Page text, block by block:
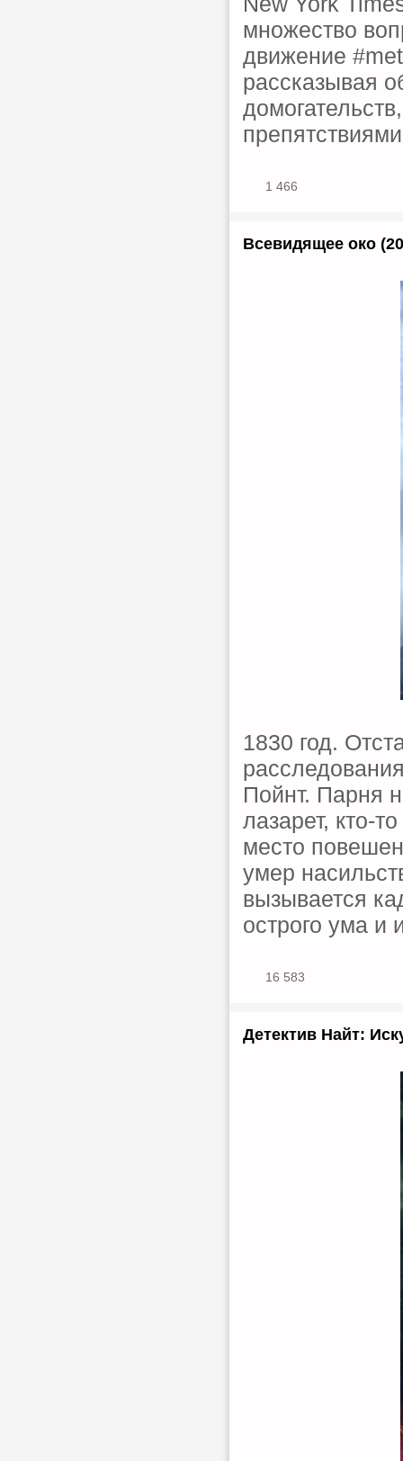
множество
движение
рассказывая
1 466
Всевидящее око
1830 год.
Пойнт. Парня
лазарет, кто-
место
умер
вызывается
острого ума и
16 583
Детектив Найт: